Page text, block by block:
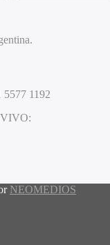
5577 1192
VIVO:
NEOMEDIOS